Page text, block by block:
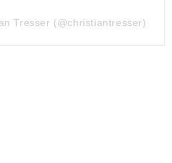
Tresser (@christiantresser)